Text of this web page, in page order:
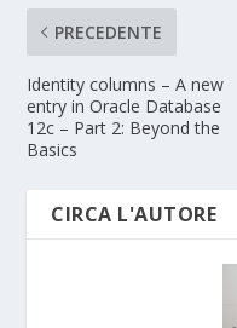
PRECEDENTE
Identity columns – A new
entry in Oracle Database
12c – Part 2: Beyond the
Basics
CIRCA L'AUTORE